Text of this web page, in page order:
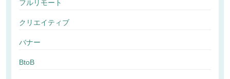
フルリモート
クリエイティブ
バナー
BtoB